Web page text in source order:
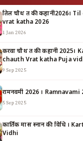
तिल चौथ व्रत की कहानी2026।
vrat katha 2026
1 Jan 2026
करवा चौथ व्रत की कहानी 2025।
chauth Vrat katha Puja
9 Sep 2025
रामनवमी 2026 । Ramnavami
5 Sep 2025
कार्तिक मास स्नान की विधि ।
Vidhi